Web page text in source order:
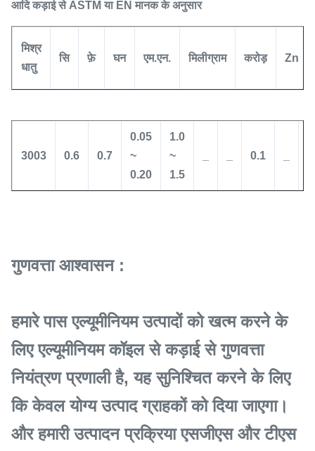
आदि कड़ाई से ASTM या EN मानक के अनुसार
मिश्र
धातु
सि फ़े घन एम.एन. मिलीग्राम करोड़ Zn
3003 0.6 0.7
0.05
~
0.20
1.0
~
1.5
0.1
गुणवत्ता आश्वासन :
हमारे पास एल्यूमीनियम उत्पादों को खत्म करने के
लिए एल्यूमीनियम कॉइल से कड़ाई से गुणवत्ता
नियंत्रण प्रणाली है, यह सुनिश्चित करने के लिए
कि केवल योग्य उत्पाद ग्राहकों को दिया जाएगा।
और हमारी उत्पादन प्रक्रिया एसजीएस और टीएस